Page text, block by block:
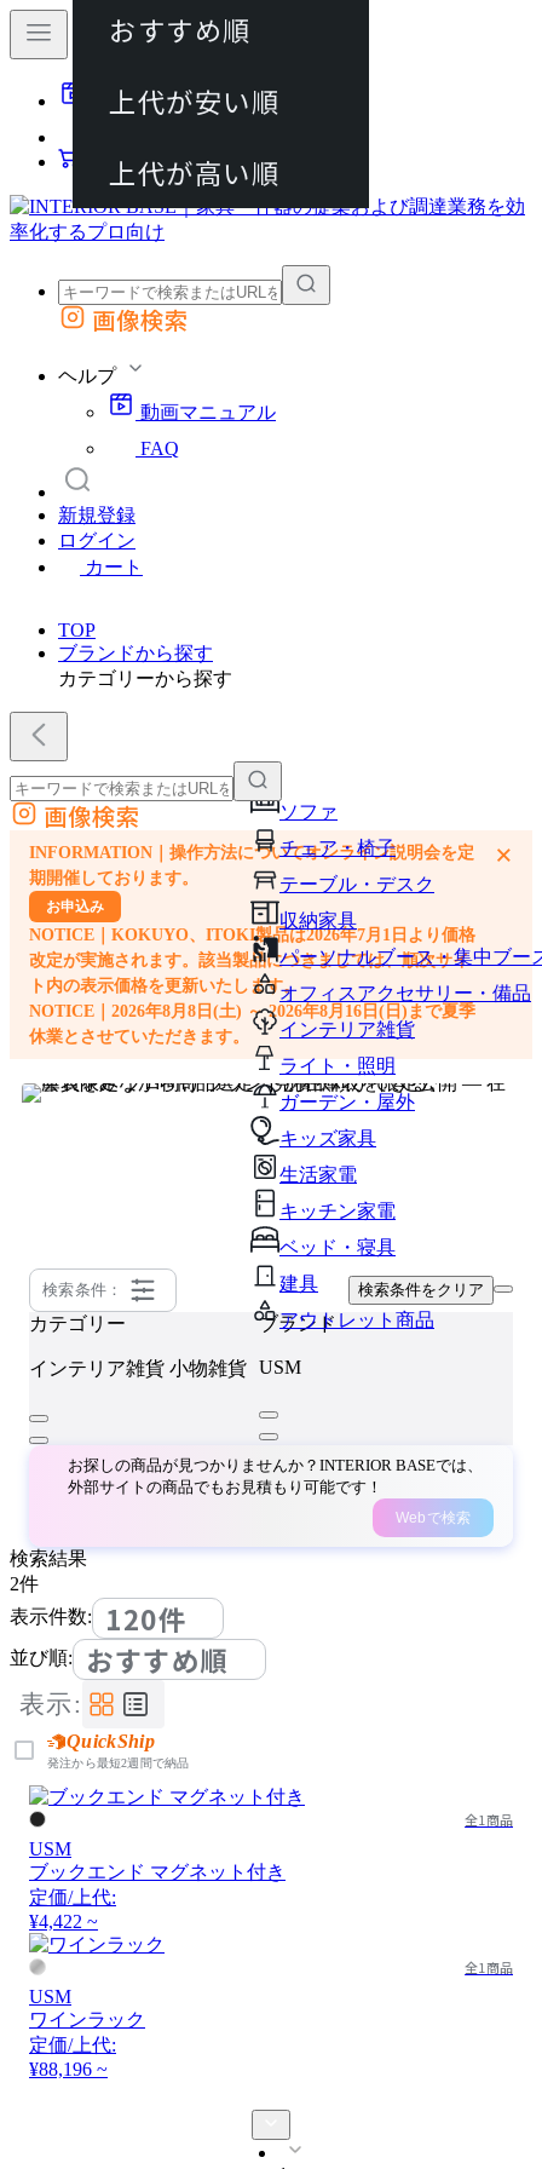
動画マニュアル
カート
外部サイトの商品をカートに追加
画像検索
ヘルプ
動画マニュアル
FAQ
新規登録
ログイン
カート
TOP
ブランドから探す
カテゴリーから探す
ソファ
チェア・椅子
テーブル・デスク
収納家具
パーソナルブース・集中ブー
オフィスアクセサリー・備品
インテリア雑貨
ライト・照明
ガーデン・屋外
キッズ家具
生活家電
キッチン家電
ベッド・寝具
建具
アウトレット商品
外部サイトの商品をカートに追加
他のサイトで見つけた商品ページのURLを貼り付けて、カートに追加できます
画像検索
INFORMATION｜操作方法についてオンライン説明会を定
期開催しております。
お申込み
NOTICE｜KOKUYO、ITOKI製品は2026年7月1日より価格
改定が実施されます。該当製品につきましては、順次サイ
ト内の表示価格を更新いたします。
NOTICE｜2026年8月8日(土) ～ 2026年8月16日(日)まで夏季
休業とさせていただきます。
×
検索条件： 検索条件をクリア
カテゴリー
インテリア雑貨 小物雑貨
ブランド
USM
お探しの商品が見つかりませんか？INTERIOR BASEでは、
外部サイトの商品でもお見積もり可能です！
Webで検索
検索結果
2件
表示件数:
120件
並び順: おすすめ順
おすすめ順
上代が安い順
上代が高い順
表示:
QuickShip
発注から最短2週間で納品
全1商品
USM
ブックエンド マグネット付き
定価/上代:
¥4,422 ~
全1商品
USM
ワインラック
定価/上代:
¥88,196 ~